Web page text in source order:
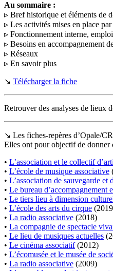
Au sommaire :
▹ Bref historique et éléments de
▹ Les activités mises en place
▹ Fonctionnement interne,
▹ Besoins en accompagnement
▹ Réseaux
▹ En savoir plus
↘ Télécharger la fiche
Retrouver des analyses de lieux
↘ Les fiches-repères d’Opale/
Elles ont pour objectif de donner
• L’association et le collectif
• L’école de musique associative
• L’association de sauvegarde et
• Le bureau d’accompagnement
• Le tiers lieu à dimension
• L’école des arts du cirque
• La radio associative (2018)
• La compagnie de spectacle
• Le lieu de musiques actuelles
• Le cinéma associatif(2012)
• L’écomusée et le musée de
• La radio associative (2009)